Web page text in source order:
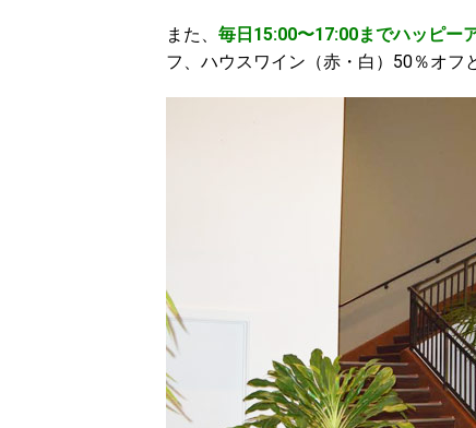
また、 毎日15:00〜17:00までハッピー
フ、ハウスワイン（赤・白）50％オフ